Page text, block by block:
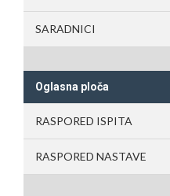
SARADNICI
Oglasna ploča
RASPORED ISPITA
RASPORED NASTAVE